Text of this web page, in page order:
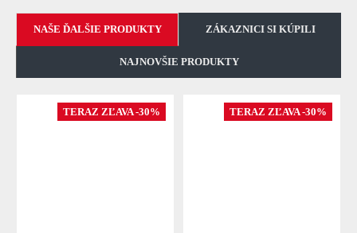
NAŠE ĎALŠIE PRODUKTY ZÁKAZNICI SI KÚPILI
NAJNOVŠIE PRODUKTY
TERAZ ZĽAVA -30% TERAZ ZĽAVA -30%